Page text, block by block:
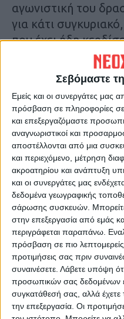
Σεβόμαστε
Εμείς και οι συνεργάτες μας
πρόσβαση σε πληροφορίες
και επεξεργαζόμαστε
αναγνωριστικοί και
αποστέλλονται από μια
και περιεχόμενο, μέτρηση
ακροατηρίου και ανάπτυξη
και οι συνεργάτες μας
δεδομένα γεωγραφικής
σάρωσης συσκευών. Μπορείτε
στην επεξεργασία από εμάς
περιγράφεται παραπάνω.
πρόσβαση σε πιο λεπτομερείς
προτιμήσεις σας πριν
συναινέσετε. Λάβετε υπόψη
προσωπικών σας δεδομένων
συγκατάθεσή σας, αλλά έχετε
την επεξεργασία. Οι
αγωνιστική του
για κάτι
που έχει ήδη
! Σπάνια
αυτό σε συλλόγους
και σε
στο μπάσκετ αλλά
Η άνοδος στην
πρώτη και
διασυλλογικό
ο,τι αφορά τα
μόνη της ένα έπος
Αποτέλεσμα ενός
αντί να δημιουργεί
κορεσμού, έδινε
ερεθίσματα κι
ενδιαφέρον!